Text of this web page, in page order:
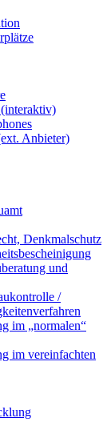
Anbieter)
Denkmalschutz
und
/
im „normalen“
im vereinfachten